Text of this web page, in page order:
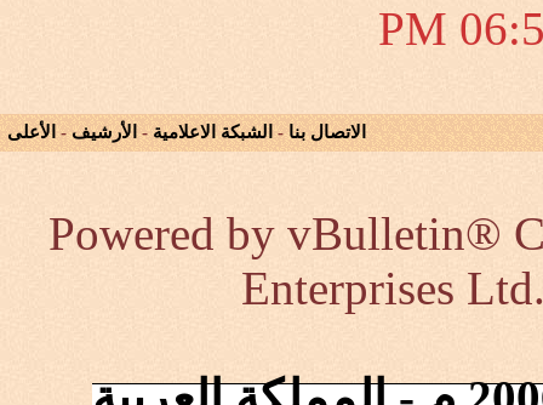
06:55
الاتصال بنا - الشبكة الاعلامية - الأرشيف - الأعلى
Powered by vBulletin®
Enterprises